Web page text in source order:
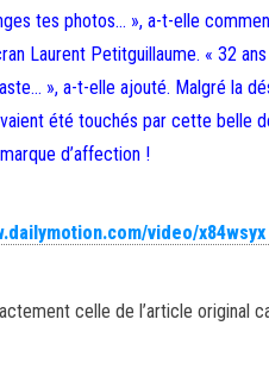
tes photos… », a-t-elle
Laurent Petitguillaume. « 32
», a-t-elle ajouté. Malgré la
été touchés par cette
d’affection !
video/x84wsyx
celle de l’article